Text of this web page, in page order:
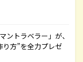
ントラベラー」が、
方”を全力プレゼ